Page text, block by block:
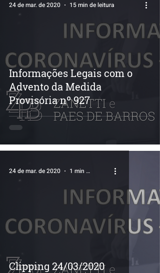
Informações Legais com o
Advento da Medida
Provisória nº 927
24 de mar. de 2020 15 min de leitura
Clipping 24/03/2020
24 de mar. de 2020 1 min de leitura